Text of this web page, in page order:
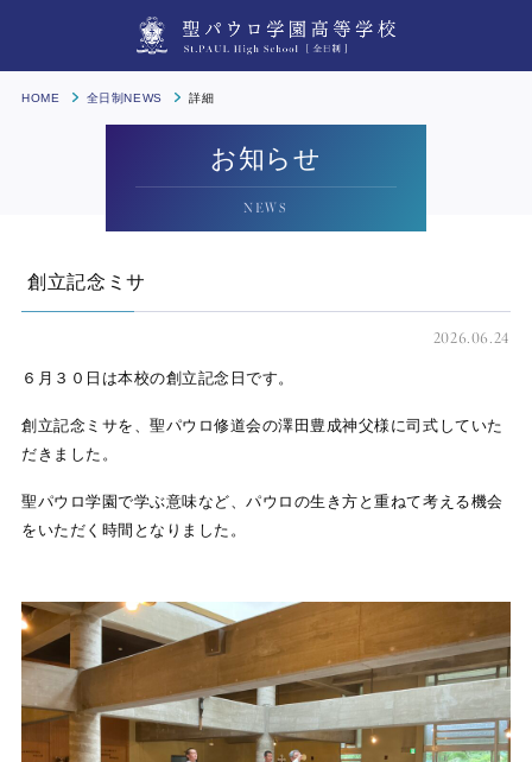
HOME 全日制NEWS 詳細
お知らせ
NEWS
創立記念ミサ
2026.06.24
６月３０日は本校の創立記念日です。
創立記念ミサを、聖パウロ修道会の澤田豊成神父様に司式していた
だきました。
聖パウロ学園で学ぶ意味など、パウロの生き方と重ねて考える機会
をいただく時間となりました。